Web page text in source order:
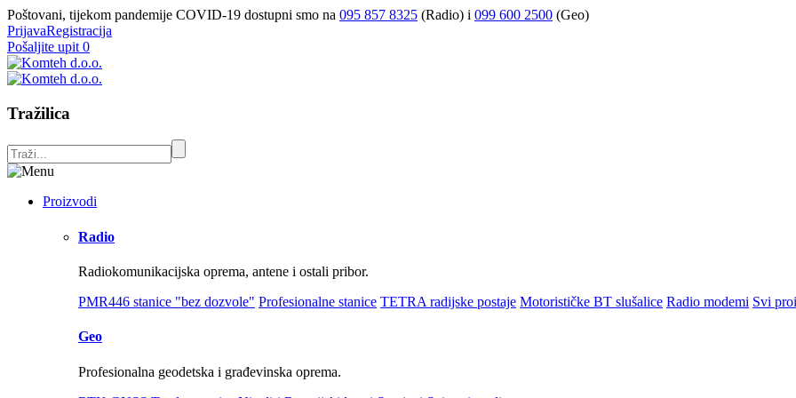
Poštovani, tijekom pandemije COVID-19 dostupni smo na 095 857 8325 (Radio) i 099 600 2500 (Geo)
PrijavaRegistracija
Pošaljite upit 0
Tražilica
Proizvodi
Radio
Radiokomunikacijska oprema, antene i ostali pribor.
PMR446 stanice "bez dozvole" Profesionalne stanice TETRA radijske postaje Motorističke BT slušalice Radio modemi Svi
Geo
Profesionalna geodetska i građevinska oprema.